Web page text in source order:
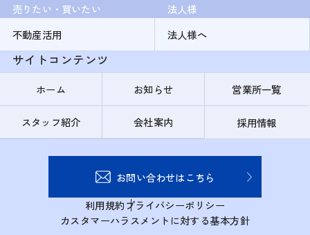
売りたい・買いたい
不動産活用
法人様
法人様へ
サイトコンテンツ
ホーム お知らせ 営業所一覧
スタッフ紹介 会社案内 採用情報
お問い合わせはこちら
利用規約プライバシーポリシー
カスタマーハラスメントに対する基本方針